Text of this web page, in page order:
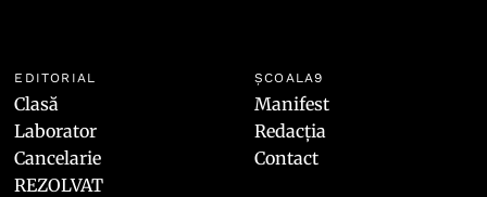
EDITORIAL
Clasă
Laborator
Cancelarie
REZOLVAT
ȘCOALA9
Manifest
Redacția
Contact